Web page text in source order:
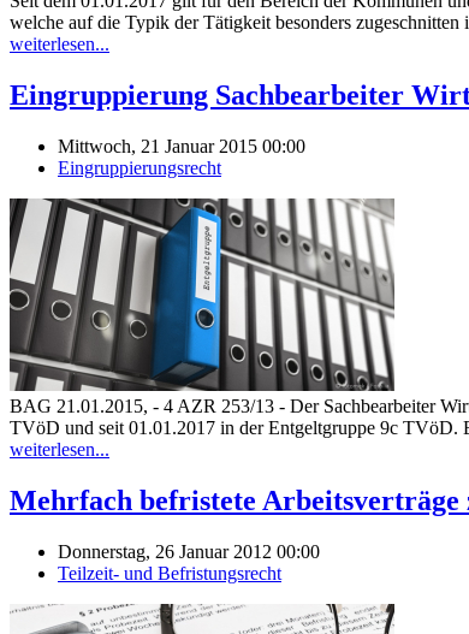
welche auf die Typik der Tätigkeit besonders zu­ge­schnit­ten
weiterlesen...
Eingruppierung Sachbearbeiter
Mittwoch, 21 Januar 2015 00:00
Eingruppierungsrecht
BAG 21.01.2015, - 4 AZR 253/13 - Der Sachbearbeiter
TVöD und seit 01.01.2017 in der Entgeltgruppe 9c TVöD.
weiterlesen...
Mehrfach befristete Arbeitsverträge
Donnerstag, 26 Januar 2012 00:00
Teilzeit- und Befristungsrecht